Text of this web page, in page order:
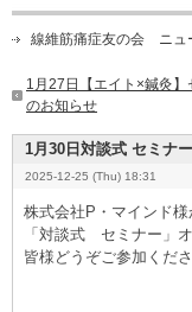
線維筋痛症友の会 ニュ
1月27日【エイト×鍼灸】
のお知らせ
1月30日対談式 セミナ
2025-12-25 (Thu) 18:31
株式会社P・マインド様
「対談式 セミナー」
皆様どうぞご参加くださ